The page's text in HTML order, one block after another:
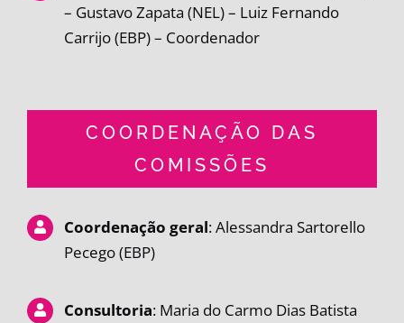
– Gustavo Zapata (NEL) – Luiz Fernando
Carrijo (EBP) – Coordenador
COORDENAÇÃO DAS
COMISSÕES
Coordenação geral: Alessandra Sartorello
Pecego (EBP)
Consultoria: Maria do Carmo Dias Batista